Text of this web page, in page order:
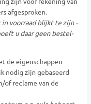
afgesproken.
voorraad blijkt te zijn -
u daar geen bestel-
de eigenschappen
nodig zijn gebaseerd
of reclame van de